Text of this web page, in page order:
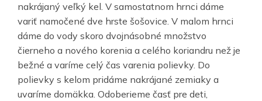
nakrájaný veľký kel. V samostatnom hrnci dáme
variť namočené dve hrste šošovice. V malom hrnci
dáme do vody skoro dvojnásobné množstvo
čierneho a nového korenia a celého koriandru než je
bežné a varíme celý čas varenia polievky. Do
polievky s kelom pridáme nakrájané zemiaky a
uvaríme domäkka. Odoberieme časť pre deti,